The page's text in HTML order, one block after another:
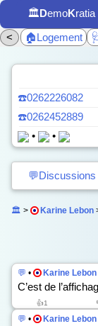
🏛️DemoKratia
<
🏠Logement
☎️0262226082
☎️0262452889
•
•
💬Discussions
🏛️ > Karine Lebon
💬 • Karine Lebon
C’est de
👍1
💬 • Karine Lebon